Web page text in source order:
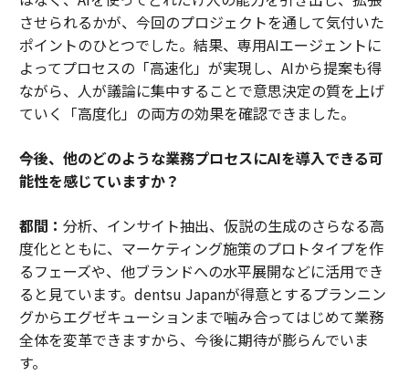
させられるかが、今回のプロジェクトを通して気付いた
ポイントのひとつでした。結果、専用AIエージェントに
よってプロセスの「高速化」が実現し、AIから提案も得
ながら、人が議論に集中することで意思決定の質を上げ
ていく「高度化」の両方の効果を確認できました。
――今後、他のどのような業務プロセスにAIを導入できる可
能性を感じていますか？
都間： 分析、インサイト抽出、仮説の生成のさらなる高
度化とともに、マーケティング施策のプロトタイプを作
るフェーズや、他ブランドへの水平展開などに活用でき
ると見ています。dentsu Japanが得意とするプランニン
グからエグゼキューションまで噛み合ってはじめて業務
全体を変革できますから、今後に期待が膨らんでいま
す。